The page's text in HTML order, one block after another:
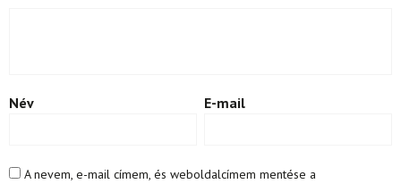
Név E-mail
A nevem, e-mail címem, és weboldalcímem mentése a